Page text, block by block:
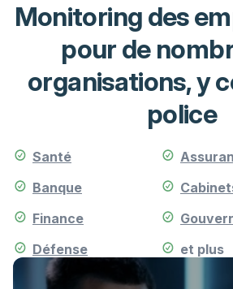
Monitoring des
pour de
organisations, y
police
Santé
Banque
Finance
Défense
et plus